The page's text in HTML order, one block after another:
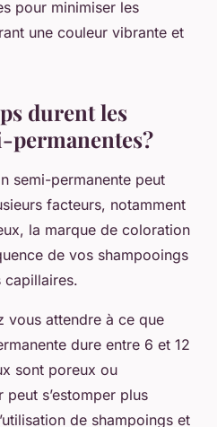
pour minimiser les
une couleur vibrante et
durent les
permanentes?
semi-permanente peut
facteurs, notamment
la marque de coloration
de vos shampooings
capillaires.
vous attendre à ce que
dure entre 6 et 12
sont poreux ou
s’estomper plus
de shampoings et